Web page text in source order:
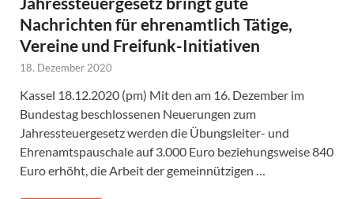
Nachrichten für ehrenamtlich Tätige,
Vereine und Freifunk-Initiativen
18. Dezember 2020
Kassel 18.12.2020 (pm) Mit den am 16. Dezember im
Bundestag beschlossenen Neuerungen zum
Jahressteuergesetz werden die Übungsleiter- und
Ehrenamtspauschale auf 3.000 Euro beziehungsweise 840
Euro erhöht, die Arbeit der gemeinnützigen …